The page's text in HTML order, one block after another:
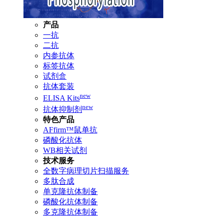
产品
一抗
二抗
内参抗体
标签抗体
试剂盒
抗体套装
ELISA Kitsnew
抗体抑制剂 new
特色产品
AFfirm™鼠单抗
磷酸化抗体
WB相关试剂
技术服务
全数字病理切片扫描服务
多肽合成
单克隆抗体制备
磷酸化抗体制备
多克隆抗体制备